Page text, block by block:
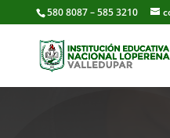
580 8087 – 585 3210